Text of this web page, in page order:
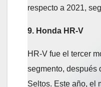
respecto a 2021,
9. Honda HR-V
HR-V fue el tercer
segmento, después
Seltos. Este año, el